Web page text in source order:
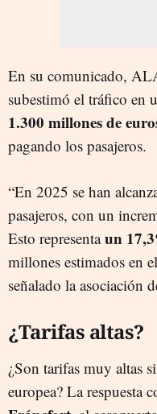
En su comunicado,
subestimó el tráfico en
1.300 millones de
pagando los pasajeros.
“En 2025 se han
pasajeros, con un
Esto representaun
millones estimados en
señalado la asociación
¿Tarifas altas?
¿Son tarifas muy altas
europea? La respuesta